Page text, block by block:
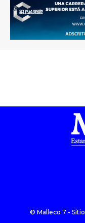
© Malleco 7 -